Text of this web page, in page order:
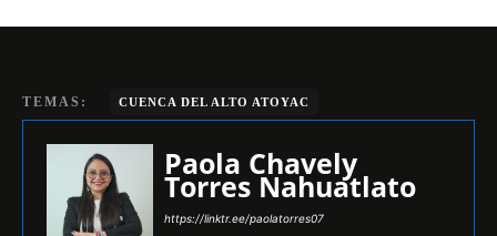
TEMAS: CUENCA DEL ALTO ATOYAC
Paola Chavely
Torres Nahuatlato
https://linktr.ee/paolatorres07